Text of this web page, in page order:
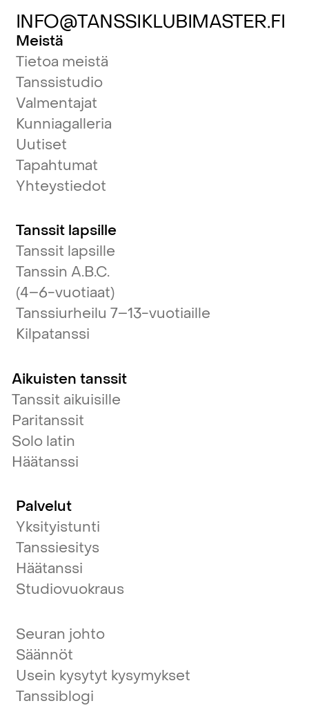
INFO@TANSSIKLUBIMASTER.FI
Meistä
Tietoa meistä
Tanssistudio
Valmentajat
Kunniagalleria
Uutiset
Tapahtumat
Yhteystiedot
Tanssit lapsille
Tanssit lapsille
Tanssin A.B.C.
(4–6-vuotiaat)
Tanssiurheilu 7–13-vuotiaille
Kilpatanssi
Aikuisten tanssit
Tanssit aikuisille
Paritanssit
Solo latin
Häätanssi
Palvelut
Yksityistunti
Tanssiesitys
Häätanssi
Studiovuokraus
Seuran johto
Säännöt
Usein kysytyt kysymykset
Tanssiblogi